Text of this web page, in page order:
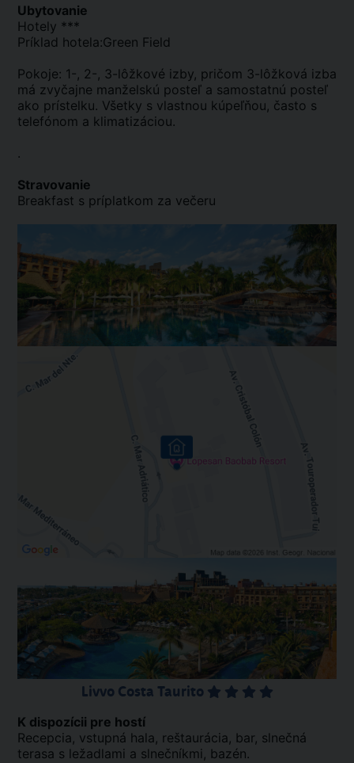
Ubytovanie
Hotely ***
Príklad hotela:Green Field
Pokoje: 1-, 2-, 3-lôžkové izby, pričom 3-lôžková izba
má zvyčajne manželskú posteľ a samostatnú posteľ
ako prístelku. Všetky s vlastnou kúpeľňou, často s
telefónom a klimatizáciou.
.
Stravovanie
Breakfast s príplatkom za večeru
Livvo Costa Taurito
K dispozícii pre hostí
Recepcia, vstupná hala, reštaurácia, bar, slnečná
terasa s ležadlami a slnečníkmi, bazén.